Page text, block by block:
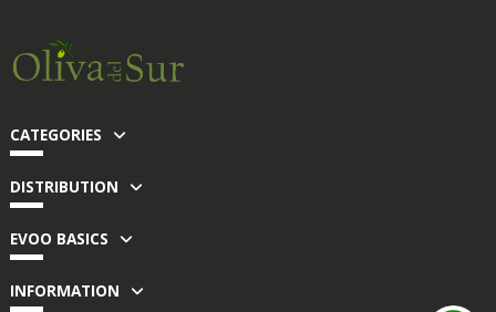
CATEGORIES
DISTRIBUTION
EVOO BASICS
INFORMATION